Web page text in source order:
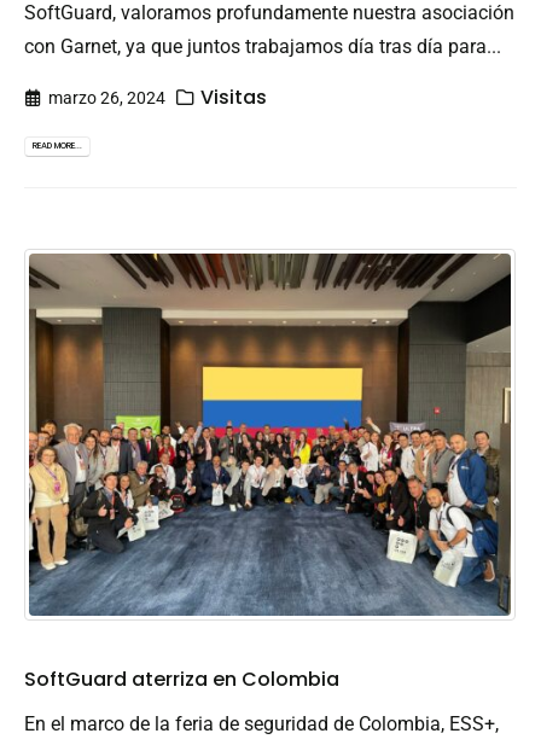
SoftGuard, valoramos profundamente nuestra asociación
con Garnet, ya que juntos trabajamos día tras día para...
marzo 26, 2024 Visitas
READ MORE...
SoftGuard aterriza en Colombia
En el marco de la feria de seguridad de Colombia, ESS+,